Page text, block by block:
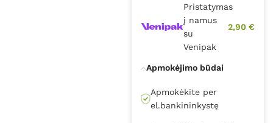
Pristatymas
į namus
su
Venipak
2,90 €
Apmokėjimo būdai
Apmokėkite per
el.bankininkystę